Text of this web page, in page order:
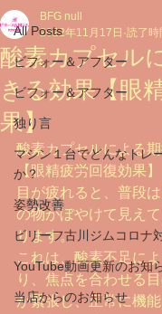
All Posts
ビフォー＆アフター
ビフォー＆アフター
独り言
マシン１台でどんなトレ
か？
姿勢改善
ビリーフ古川ジムコロナ
YouTube動画更新のお知
当店からのお知らせ
酸素カプセル
きる効果【眼
果】
BFG null
2022年11月17日 読了時
酸素カプセルによる
【眼精疲労回復効果】
目が疲れると、普段
の物がぼやけて見え
ります。
これは、酸素不足に
り、焦点を合わせる
が緊張し、正常に機